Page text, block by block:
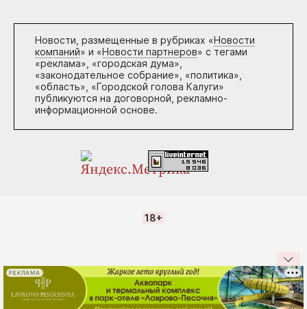
Новости, размещенные в рубриках «Новости
компаний» и «Новости партнеров» с тегами
«реклама», «городская дума»,
«законодательное собрание», «политика»,
«область», «Городской голова Калуги»
публикуются на договорной, рекламно-
информационной основе.
18+
РЕКЛАМА